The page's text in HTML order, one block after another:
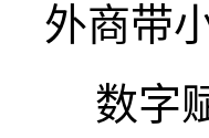
外商带
数字赋